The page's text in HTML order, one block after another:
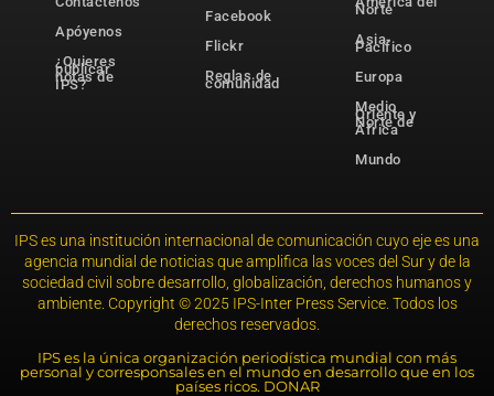
Apóyenos
¿Quieres
publicar
notas de
IPS?
Facebook
Flickr
Reglas de
comunidad
Norte
Asia-
Pacífico
Europa
Medio
Oriente y
Norte de
África
Mundo
IPS es una institución internacional de comunicación cuyo eje es una
agencia mundial de noticias que amplifica las voces del Sur y de la
sociedad civil sobre desarrollo, globalización, derechos humanos y
ambiente. Copyright © 2025 IPS-Inter Press Service. Todos los
derechos reservados.
IPS es la única organización periodística mundial con más
personal y corresponsales en el mundo en desarrollo que en los
países ricos. DONAR